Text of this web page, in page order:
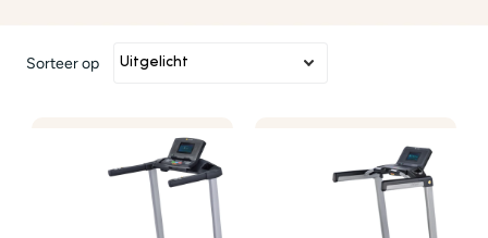
Sorteer op